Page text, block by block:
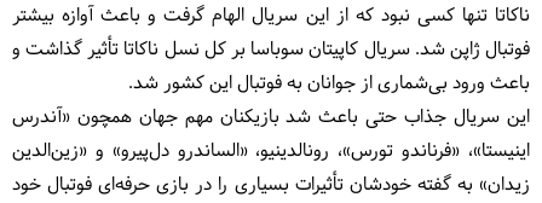
ناکاتا تنها کسی نبود که از این سریال الهام گرفت و باعث آوازه بیشتر
فوتبال ژاپن شد. سریال کاپیتان سوباسا بر کل نسل ناکاتا تأثیر گذاشت و
باعث ورود بی‌شماری از جوانان به فوتبال این کشور شد.
این سریال جذاب حتی باعث شد بازیکنان مهم جهان همچون «آندرس
اینیستا»، «فرناندو تورس»، رونالدینیو، «الساندرو دل‌پیرو» و «زین‌الدین
زیدان» به گفته خودشان تأثیرات بسیاری را در بازی حرفه‌ای فوتبال خود